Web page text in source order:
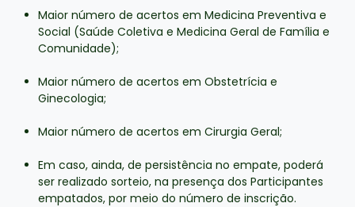
Maior número de acertos em Medicina Preventiva e
Social (Saúde Coletiva e Medicina Geral de Família e
Comunidade);
Maior número de acertos em Obstetrícia e
Ginecologia;
Maior número de acertos em Cirurgia Geral;
Em caso, ainda, de persistência no empate, poderá
ser realizado sorteio, na presença dos Participantes
empatados, por meio do número de inscrição.